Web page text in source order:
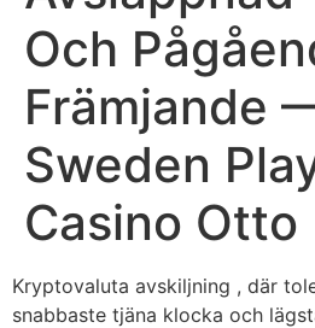
Och
Främjande
Sweden
Casino Otto
Kryptovaluta avskiljning , där
snabbaste tjäna klocka och